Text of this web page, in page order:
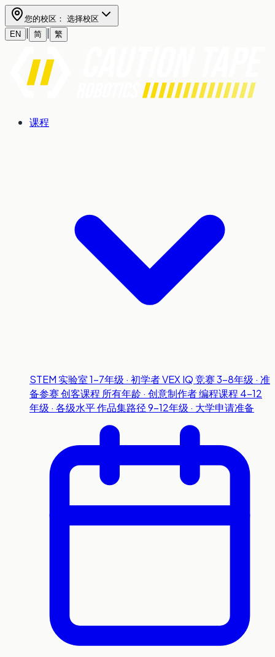
您的校区： 选择校区
EN
简 繁
课程
STEM 实验室1-7年级 · 初学者VEX IQ 竞赛3-8年级 · 准
备参赛创客课程 所有年龄 · 创意制作者编程课程 4-12
年级 · 各级水平作品集路径9-12年级 · 大学申请准备